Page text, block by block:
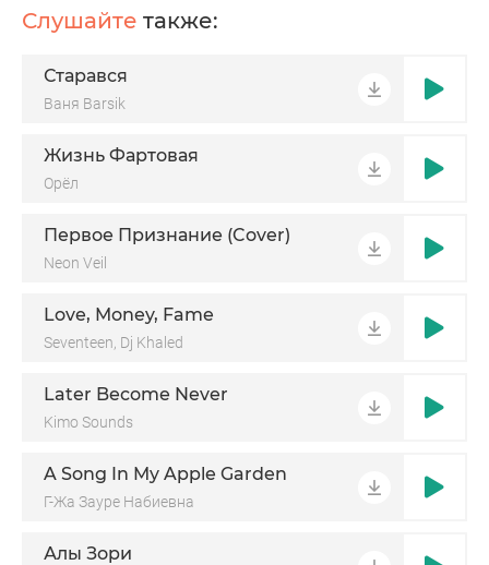
А я французские - только учу
Слушайте также:
Старався
Ваня Barsik
Жизнь Фартовая
Орёл
Первое Признание (Cover)
Neon Veil
Love, Money, Fame
Seventeen, Dj Khaled
Later Become Never
Kimo Sounds
A Song In My Apple Garden
Г-Жа Зауре Набиевна
Алы Зори